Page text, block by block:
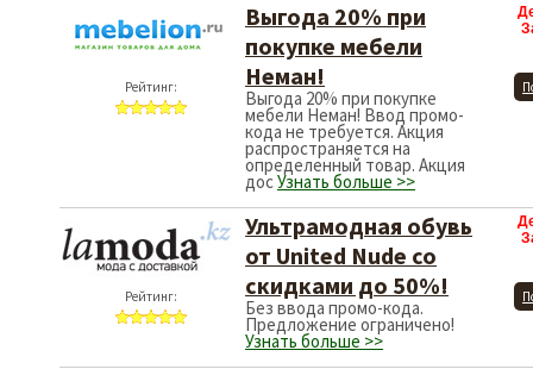
Рейтинг:
Выгода 20% при
покупке мебели
Неман!
Выгода 20% при покупке
мебели Неман! Ввод промо-
кода не требуется. Акция
распространяется на
определенный товар. Акция
досУзнать больше >>
Рейтинг:
Ультрамодная обувь
от United Nude со
скидками до 50%!
Без ввода промо-кода.
Предложение ограничено!
Узнать больше >>